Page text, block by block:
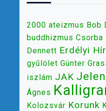
2000 ateizmus Bob
buddhizmus Csorba
Dennett Erdélyi
gyűlölet Günter
iszlám JAK
Ágnes
Kolozsvár Korunk